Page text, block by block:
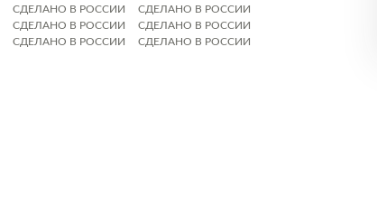
СДЕЛАНО В РОССИИ
СДЕЛАНО В РОССИИ
СДЕЛАНО В РОССИИ
СДЕЛАНО В РОССИИ
СДЕЛАНО В РОССИИ
СДЕЛАНО В РОССИИ